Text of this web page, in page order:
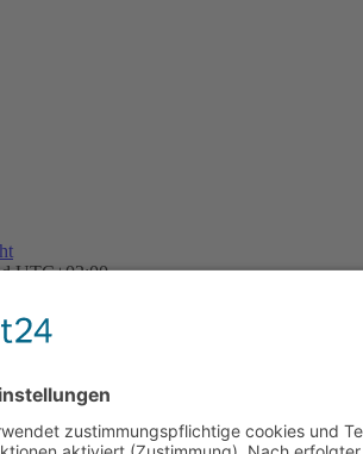
UTC+02:00
Forum Software © phpBB Limited